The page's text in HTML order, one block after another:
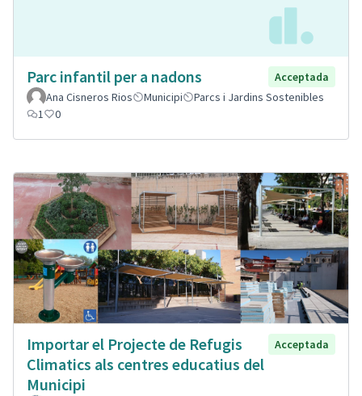
Parc infantil per a nadons
Acceptada
Ana Cisneros Rios
Municipi
Parcs i Jardins Sostenibles
1
0
Importar el Projecte de Refugis
Climatics als centres educatius del
Municipi
Acceptada